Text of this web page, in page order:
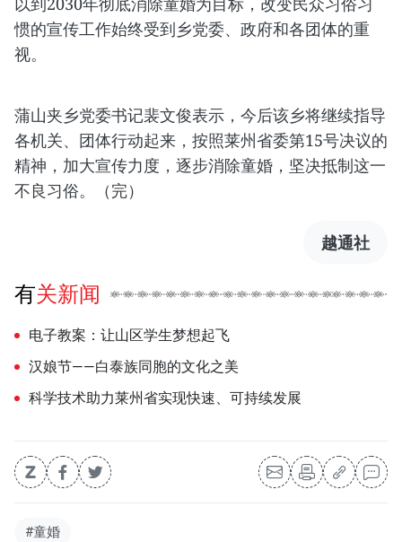
惯的宣传工作始终受到乡党委、政府和各团体的重
视。
​蒲山夹乡党委书记裴文俊表示，今后该乡将继续指导
各机关、团体行动起来，按照莱州省委第15号决议的
精神，加大宣传力度，逐步消除童婚，坚决抵制这一
不良习俗。（完）
越通社
有关新闻
电子教案：让山区学生梦想起飞
汉娘节——白泰族同胞的文化之美
科学技术助力莱州省实现快速、可持续发展
#童婚